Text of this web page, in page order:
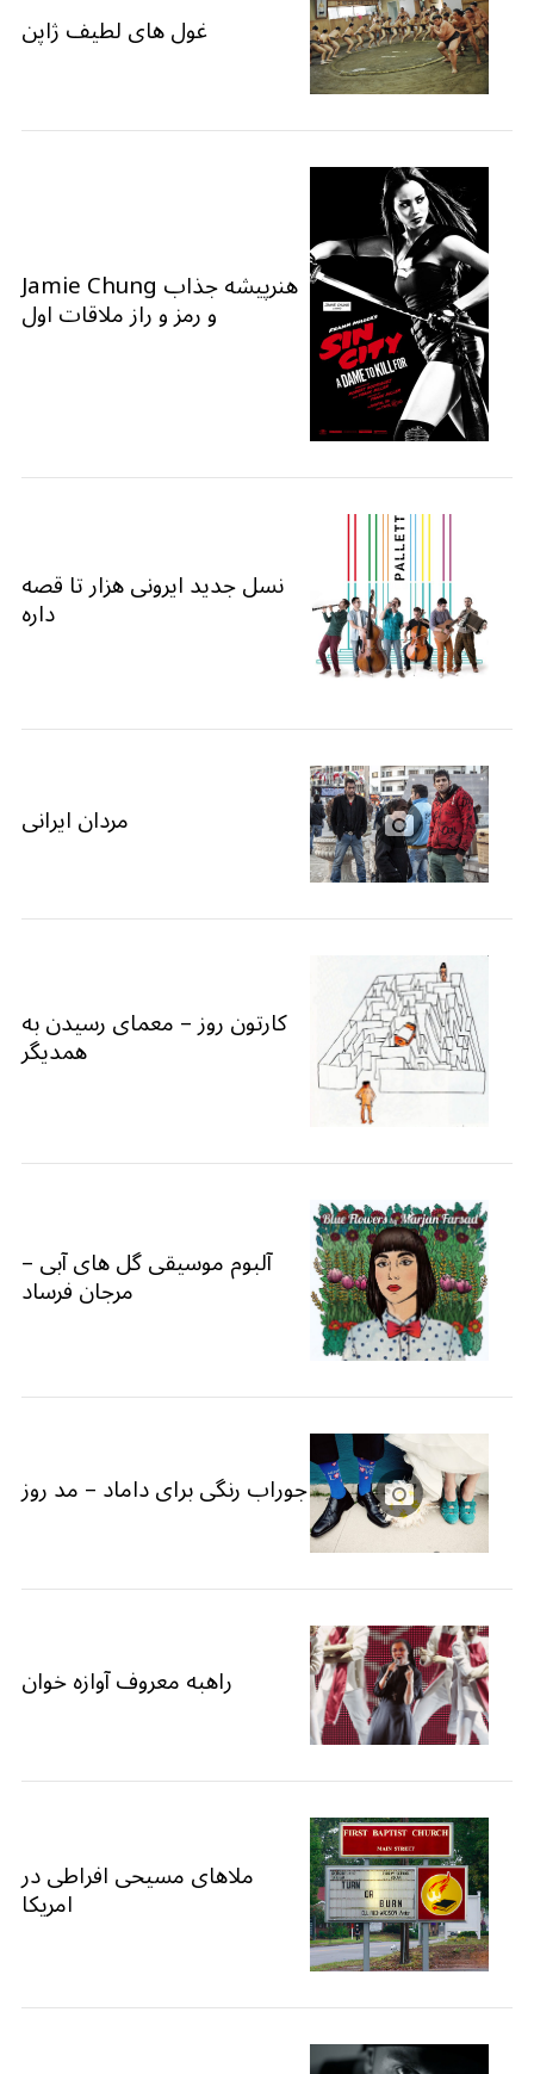
غول های لطیف ژاپن
هنرپیشه جذاب Jamie Chung
و رمز و راز ملاقات اول
نسل جدید ایرونی هزار تا قصه
داره
مردان ایرانی
کارتون روز – معمای رسیدن به
همدیگر
آلبوم موسیقی گل های آبی –
مرجان فرساد
جوراب رنگی برای داماد – مد روز
راهبه معروف آوازه خوان
ملاهای مسیحی افراطی در
امریکا